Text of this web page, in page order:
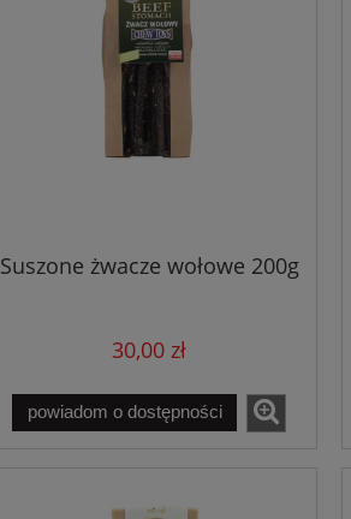
Suszone żwacze wołowe 200g
30,00 zł
powiadom o dostępności